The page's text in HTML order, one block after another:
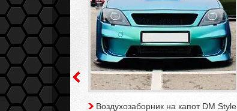
DM Style LADA
Воздухозаборник на капот DM Style